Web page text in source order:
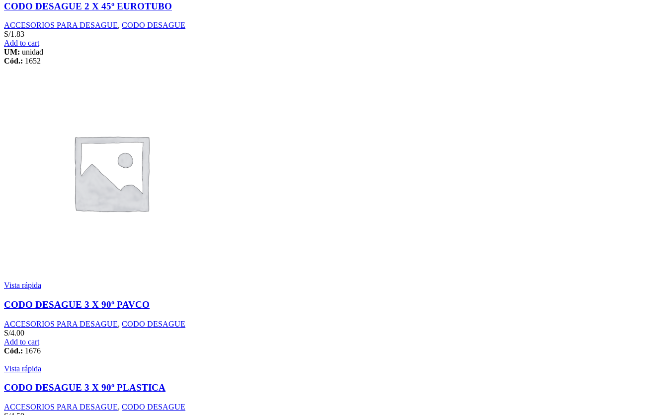
CODO DESAGUE 2 X 45º EUROTUBO
ACCESORIOS PARA DESAGUE, CODO DESAGUE
S/1.83
Add to cart
UM: unidad
Cód.: 1652
Vista rápida
CODO DESAGUE 3 X 90º PAVCO
ACCESORIOS PARA DESAGUE, CODO DESAGUE
S/4.00
Add to cart
Cód.: 1676
Vista rápida
CODO DESAGUE 3 X 90º PLASTICA
ACCESORIOS PARA DESAGUE, CODO DESAGUE